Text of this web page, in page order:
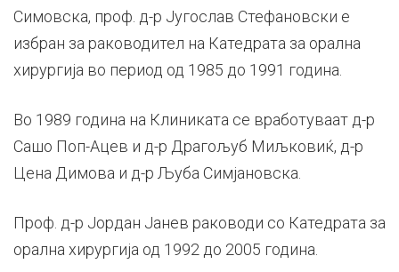
Симовска, проф. д-р Југослав Стефановски е
избран за раководител на Катедрата за орална
хирургија во период од 1985 до 1991 година.
Во 1989 година на Клиниката се вработуваат д-р
Сашо Поп-Ацев и д-р Драгољуб Миљковиќ, д-р
Цена Димова и д-р Љуба Симјановска.
Проф. д-р Јордан Јанев раководи со Катедрата за
орална хирургија од 1992 до 2005 година.